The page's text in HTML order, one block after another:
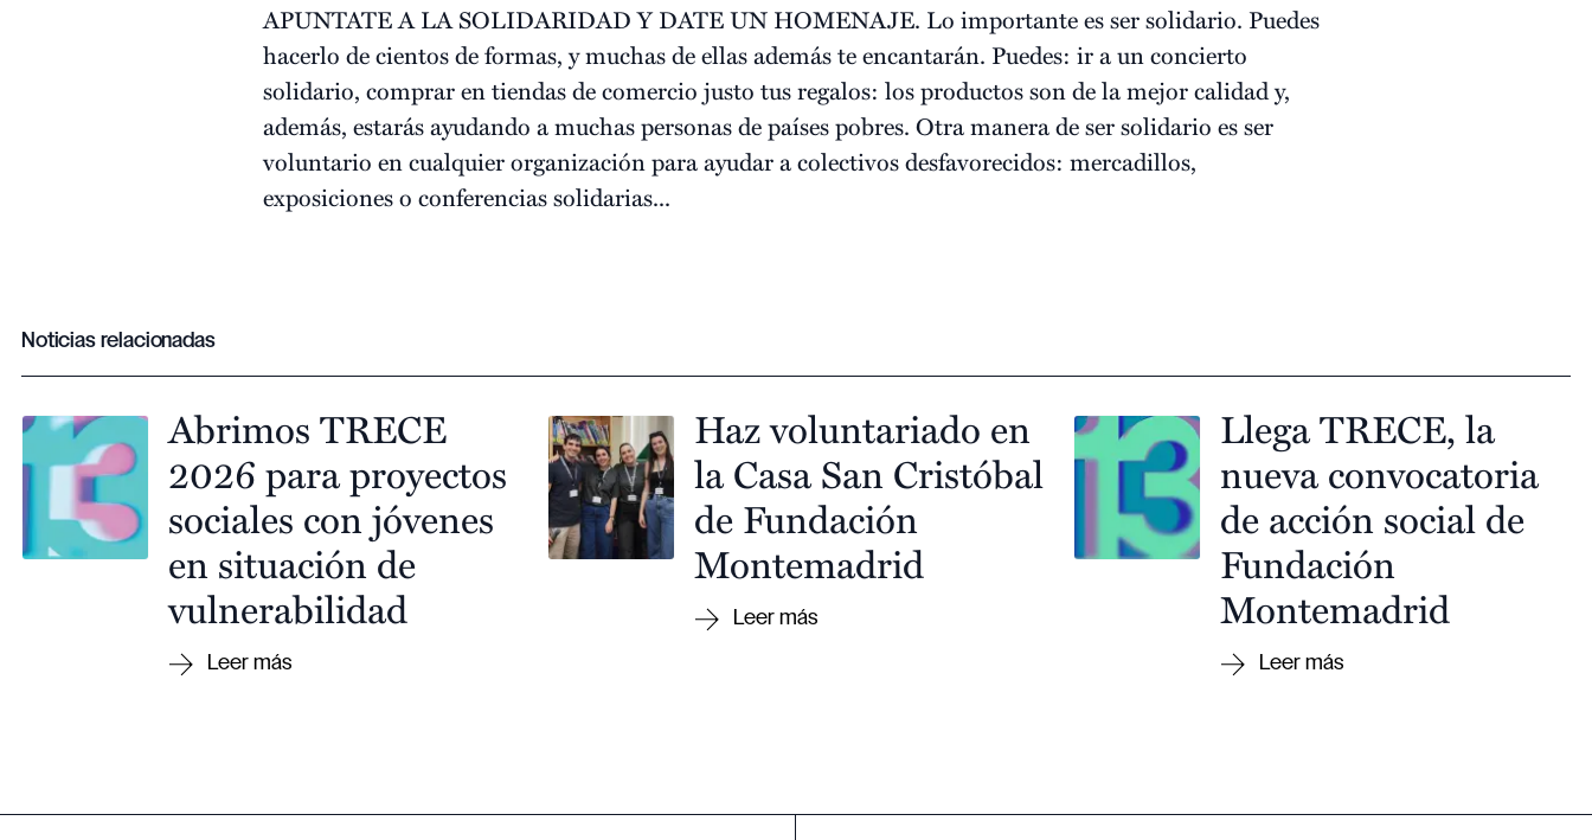
APUNTATE A LA SOLIDARIDAD Y DATE UN HOMENAJE. Lo importante es ser solidario. Puedes
hacerlo de cientos de formas, y muchas de ellas además te encantarán. Puedes: ir a un concierto
solidario, comprar en tiendas de comercio justo tus regalos: los productos son de la mejor calidad y,
además, estarás ayudando a muchas personas de países pobres. Otra manera de ser solidario es ser
voluntario en cualquier organización para ayudar a colectivos desfavorecidos: mercadillos,
exposiciones o conferencias solidarias...
Noticias relacionadas
Abrimos TRECE
2026 para proyectos
sociales con jóvenes
en situación de
vulnerabilidad
Haz voluntariado en
la Casa San Cristóbal
de Fundación
Montemadrid
Llega TRECE, la
nueva convocatoria
de acción social de
Fundación
Montemadrid